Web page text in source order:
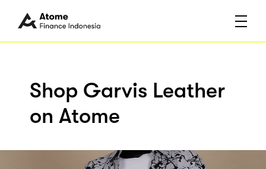
Shop Garvis Leather
on Atome